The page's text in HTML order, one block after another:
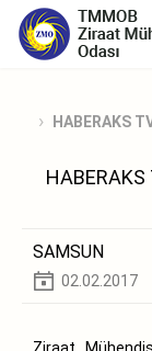
HABERAKS
HABERAKS
SAMSUN
02.02.2017